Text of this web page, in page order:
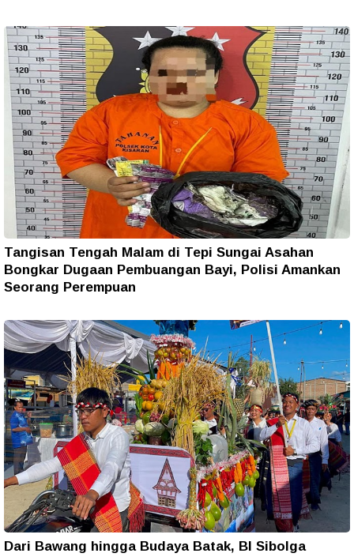
Tangisan Tengah Malam di Tepi Sungai Asahan
Bongkar Dugaan Pembuangan Bayi, Polisi Amankan
Seorang Perempuan
Dari Bawang hingga Budaya Batak, BI Sibolga